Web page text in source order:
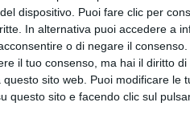
dispositivo. Puoi fare clic per
In alternativa puoi accedere a
o di negare il consenso.
il tuo consenso, ma hai il diritto
sito web. Puoi modificare le
questo sito e facendo clic sul
politica non si possono
della società Approdi, in
scelte nuove e
riferimento e comune
ha concluso Spina.